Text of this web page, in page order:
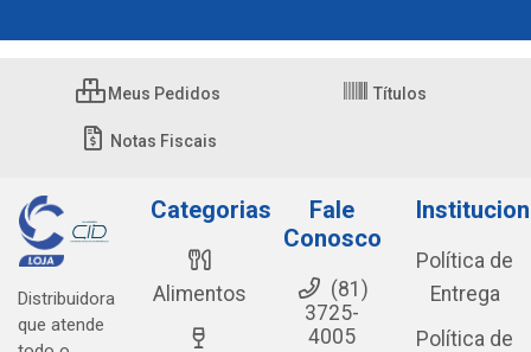
Meus Pedidos Títulos
Notas Fiscais
Distribuidora
que atende
Categorias
Alimentos
Fale
Conosco
(81)
3725-
4005
Política de
Entrega
Política de